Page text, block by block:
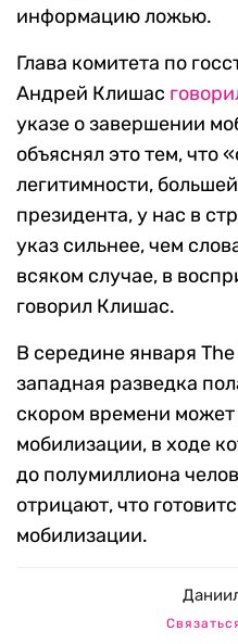
информацию ложью.
Глава комитета по
Андрей Клишас
указе о завершении
объяснял это тем, что
легитимности,
президента, у нас в
указ сильнее, чем
всяком случае, в
говорил Клишас.
В середине января
западная разведка
скором времени может
мобилизации, в ходе
до полумиллиона
отрицают, что
мобилизации.